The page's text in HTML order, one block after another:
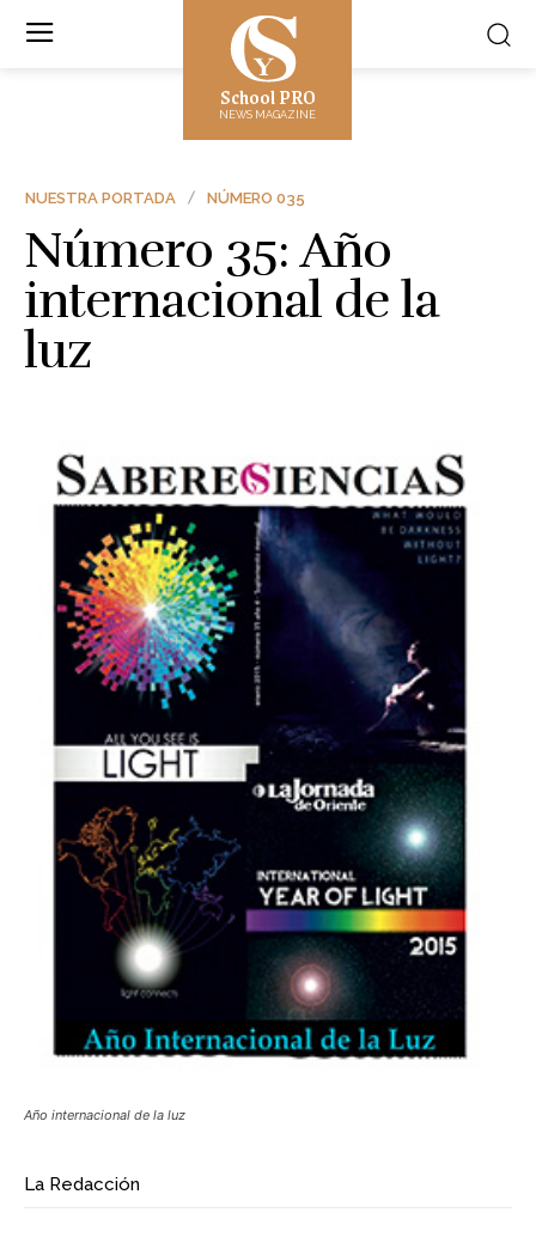
School PRO
NEWS MAGAZINE
NUESTRA PORTADA NÚMERO 035
Número 35: Año
internacional de la
luz
Año internacional de la luz
La Redacción